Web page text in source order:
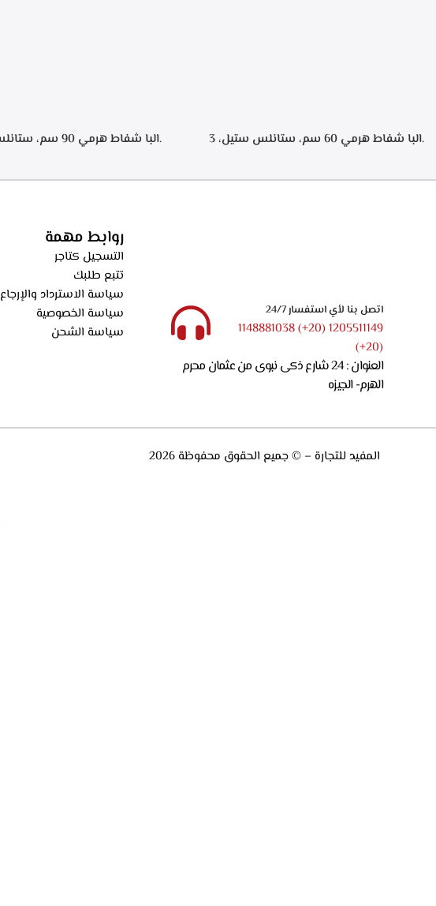
.البا شفاط هرمي 60 سم، ستانلس ستيل، 3
اتصل بنا لأي استفسار 24/7
1205511149 (20+) 1148881038
(20+)
العنوان : 24 شارع ذكى نبوى من عثمان محرم
الهرم- الجيزه
روابط مهمة
التسجيل كتاجر
تتبع طلبك
سياسة الاسترداد والإرجاع
سياسة الخصوصية
سياسة الشحن
المفيد للتجارة – © جميع الحقوق محفوظة 2026